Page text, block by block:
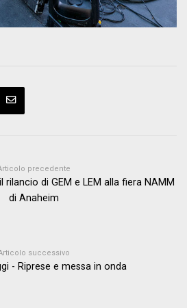
precedente
rilancio di GEM e LEM alla fiera NAMM
di Anaheim
successivo
- Riprese e messa in onda